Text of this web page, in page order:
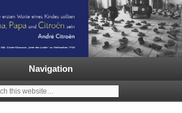
Citroën 2CV | ECO
Enten mehr in
| French Classic
Events |
Klassiker
Navigation